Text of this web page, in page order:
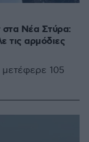
στα Νέα Στύρα:
τις αρμόδιες
μετέφερε 105